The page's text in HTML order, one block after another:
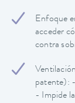
Enfoque
acceder
contra
patente):
- Impide